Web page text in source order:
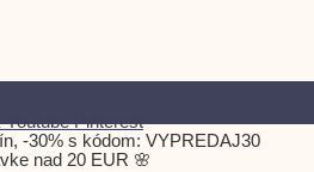
Youtube Pinterest
-30% s kódom: VYPREDAJ30
nad 20 EUR 🌸